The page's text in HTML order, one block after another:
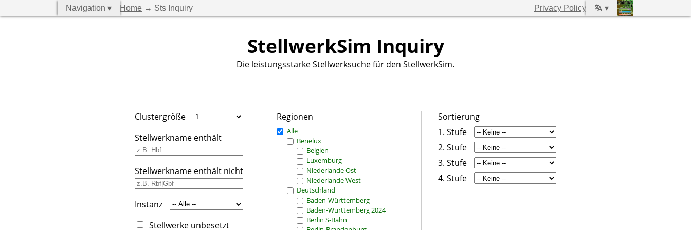
Navigation ▾ Home → Sts Inquiry Privacy Policy ▾
StellwerkSim Inquiry
Die leistungsstarke Stellwerksuche für den StellwerkSim.
Clustergröße
Stellwerkname enthält
Stellwerkname enthält nicht
Instanz
Stellwerke unbesetzt
Regionen
Alle
Benelux
Belgien
Luxemburg
Niederlande Ost
Niederlande West
Deutschland
Baden-Württemberg
Baden-Württemberg 2024
Berlin S-Bahn
Sortierung
1. Stufe
2. Stufe
3. Stufe
4. Stufe